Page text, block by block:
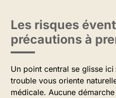
Les risques
précautions à
Un point central se glisse
trouble vous oriente
médicale. Aucune